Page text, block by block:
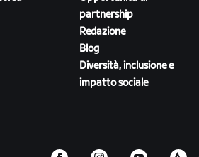
partnership
Redazione
Blog
Diversità, inclusione e
impatto sociale